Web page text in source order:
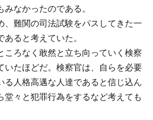
なかったのである。
、難関の司法試験をパスしてきた一
ると考えていた。
ころなく敢然と立ち向っていく検察
いたほどだ。検察官は、自らを必要
る人格高邁な人達であると信じ込ん
堂々と犯罪行為をするなど考えても